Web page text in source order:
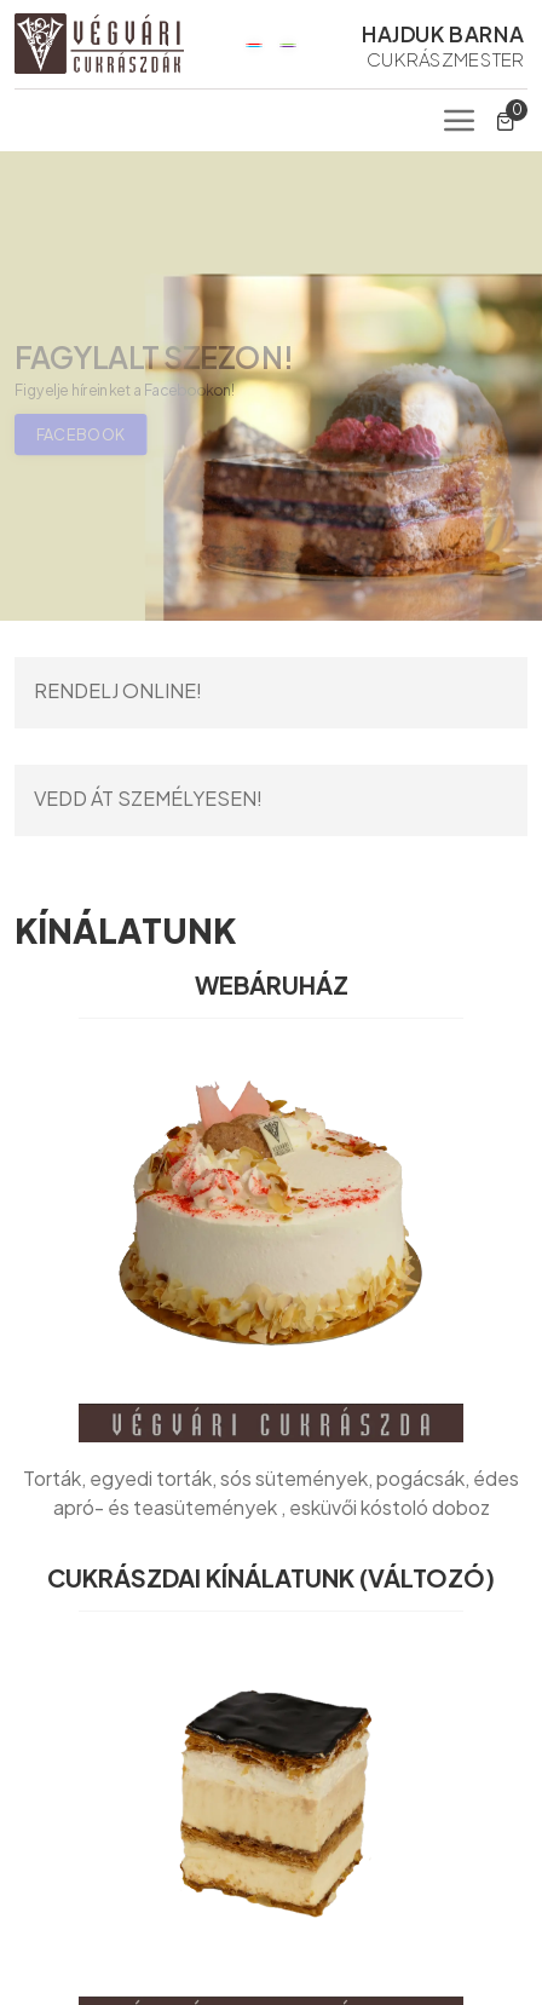
HAJDUK BARNA
CUKRÁSZMESTER
0
Folyamatosan változó
kínálatunkból
Rendeljen online és vegye át
RENDELJ ONLINE!
VEDD ÁT SZEMÉLYESEN!
KÍNÁLATUNK
WEBÁRUHÁZ
Torták, egyedi torták, sós sütemények, pogácsák, édes
apró- és teasütemények , esküvői kóstoló doboz
CUKRÁSZDAI KÍNÁLATUNK (VÁLTOZÓ)